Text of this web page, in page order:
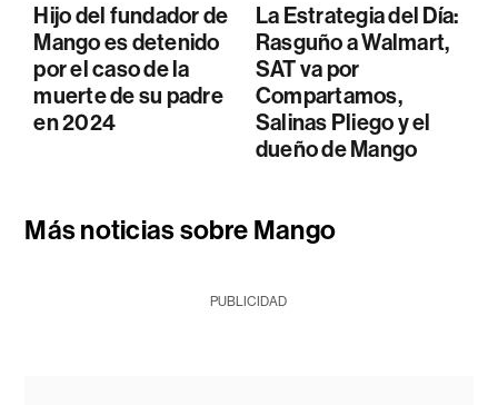
Hijo del fundador de
Mango es detenido
por el caso de la
muerte de su padre
en 2024
La Estrategia del Día:
Rasguño a Walmart,
SAT va por
Compartamos,
Salinas Pliego y el
dueño de Mango
Más noticias sobre Mango
PUBLICIDAD